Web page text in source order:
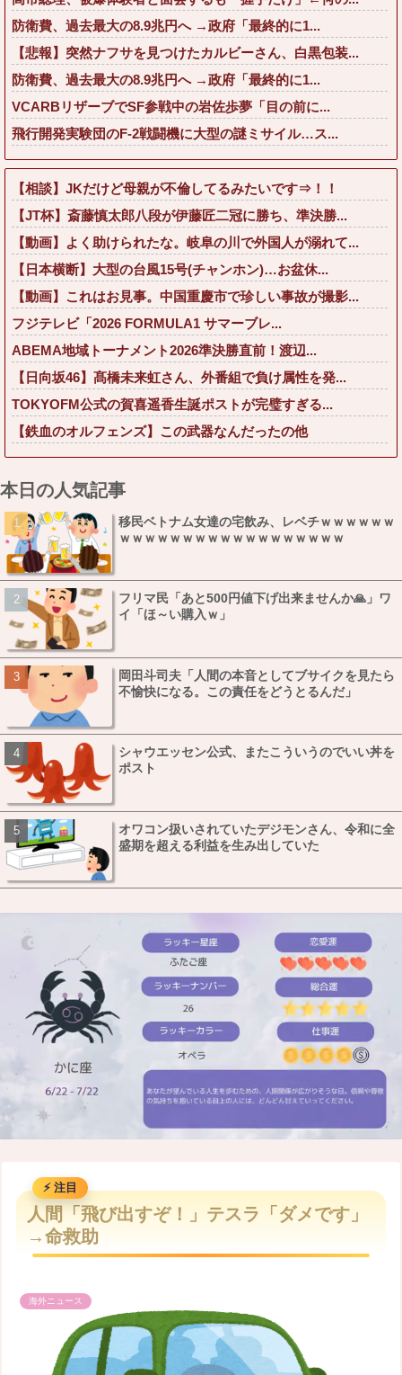
防衛費、過去最大の8.9兆円へ →政府「最終的に1...
【悲報】突然ナフサを見つけたカルビーさん、白黒包装...
防衛費、過去最大の8.9兆円へ →政府「最終的に1...
VCARBリザーブでSF参戦中の岩佐歩夢「目の前に...
飛行開発実験団のF-2戦闘機に大型の謎ミサイル…ス...
【相談】JKだけど母親が不倫してるみたいです⇒！！
【JT杯】斎藤慎太郎八段が伊藤匠二冠に勝ち、準決勝...
【動画】よく助けられたな。岐阜の川で外国人が溺れて...
【日本横断】大型の台風15号(チャンホン)…お盆休...
【動画】これはお見事。中国重慶市で珍しい事故が撮影...
フジテレビ「2026 FORMULA1 サマーブレ...
ABEMA地域トーナメント2026準決勝直前！渡辺...
【日向坂46】髙橋未来虹さん、外番組で負け属性を発...
TOKYOFM公式の賀喜遥香生誕ポストが完璧すぎる...
【鉄血のオルフェンズ】この武器なんだったの他
本日の人気記事
移民ベトナム女達の宅飲み、レベチｗｗｗｗｗｗ
ｗｗｗｗｗｗｗｗｗｗｗｗｗｗｗｗｗｗ
フリマ民「あと500円値下げ出来ませんか🙏」ワ
イ「ほ～い購入ｗ」
岡田斗司夫「人間の本音としてブサイクを見たら
不愉快になる。この責任をどうとるんだ」
シャウエッセン公式、またこういうのでいい丼を
ポスト
オワコン扱いされていたデジモンさん、令和に全
盛期を超える利益を生み出していた
M
u
人間「飛び出すぞ！」テスラ「ダメです」
→命救助
海外ニュース